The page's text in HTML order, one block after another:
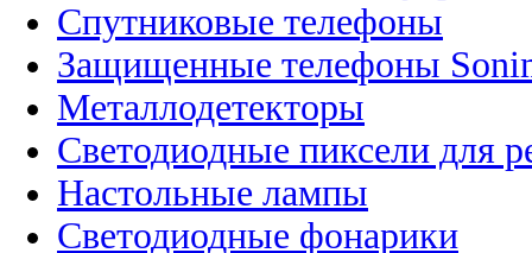
Спутниковые телефоны
Защищенные телефоны
Металлодетекторы
Светодиодные пиксели для
Настольные лампы
Светодиодные фонарики